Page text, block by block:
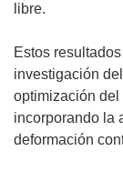
libre.
Estos
investigación
optimización
incorporando la
deformación